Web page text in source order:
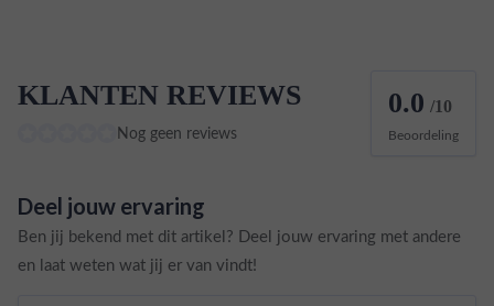
KLANTEN REVIEWS
Nog geen reviews
0.0 /10
Beoordeling
Deel jouw ervaring
Ben jij bekend met dit artikel? Deel jouw ervaring met andere
en laat weten wat jij er van vindt!